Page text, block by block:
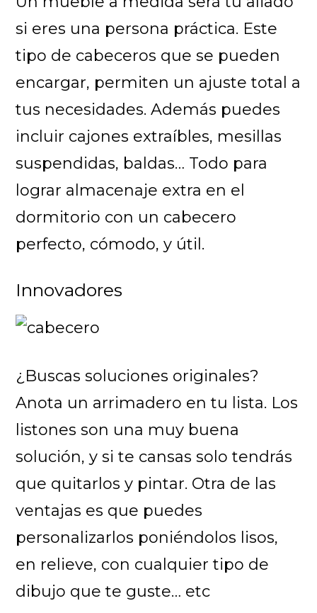
si eres una persona práctica. Este
tipo de cabeceros que se pueden
encargar, permiten un ajuste total a
tus necesidades. Además puedes
incluir cajones extraíbles, mesillas
suspendidas, baldas… Todo para
lograr almacenaje extra en el
dormitorio con un cabecero
perfecto, cómodo, y útil.
Innovadores
¿Buscas soluciones originales?
Anota un arrimadero en tu lista. Los
listones son una muy buena
solución, y si te cansas solo tendrás
que quitarlos y pintar. Otra de las
ventajas es que puedes
personalizarlos poniéndolos lisos,
en relieve, con cualquier tipo de
dibujo que te guste… etc